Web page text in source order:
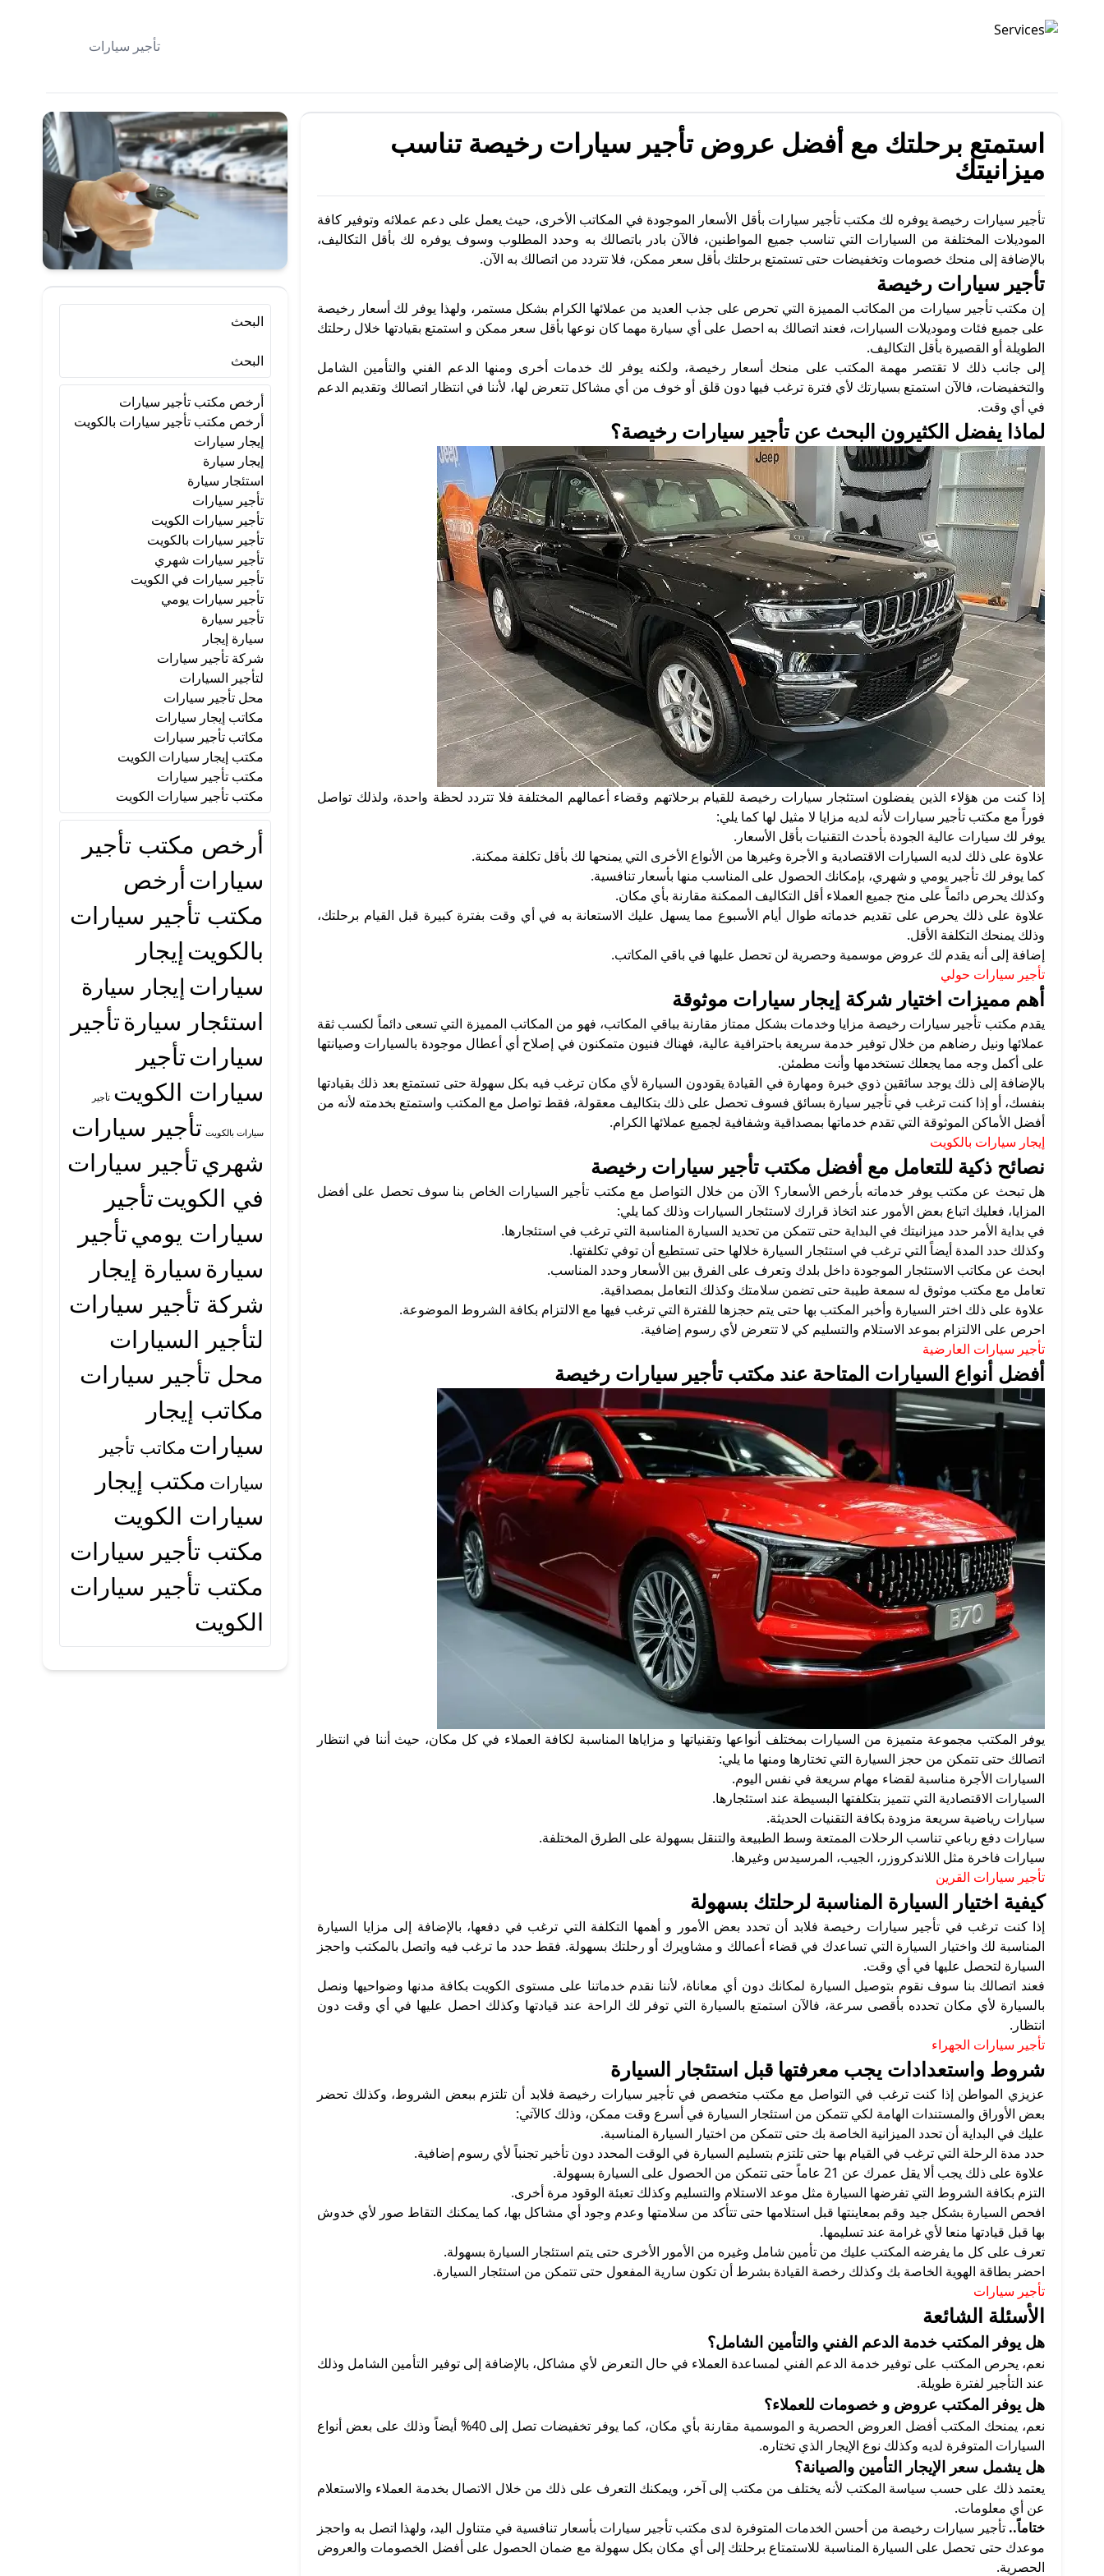
تأجير السيارات
تأجير سيارات
استمتع برحلتك مع أفضل عروض تأجير سيارات رخيصة تناسب
ميزانيتك
تأجير سيارات رخيصة يوفره لك مكتب تأجير سيارات بأقل الأسعار الموجودة في المكاتب الأخرى، حيث يعمل على دعم عملائه وتوفير كافة
الموديلات المختلفة من السيارات التي تناسب جميع المواطنين، فالآن بادر باتصالك به وحدد المطلوب وسوف يوفره لك بأقل التكاليف،
بالإضافة إلى منحك خصومات وتخفيضات حتى تستمتع برحلتك بأقل سعر ممكن، فلا تتردد من اتصالك به الآن.
تأجير سيارات رخيصة
إن مكتب تأجير سيارات من المكاتب المميزة التي تحرص على جذب العديد من عملائها الكرام بشكل مستمر، ولهذا يوفر لك أسعار رخيصة
على جميع فئات وموديلات السيارات، فعند اتصالك به احصل على أي سيارة مهما كان نوعها بأقل سعر ممكن و استمتع بقيادتها خلال رحلتك
الطويلة أو القصيرة بأقل التكاليف.
إلى جانب ذلك لا تقتصر مهمة المكتب على منحك أسعار رخيصة، ولكنه يوفر لك خدمات أخرى ومنها الدعم الفني والتأمين الشامل
والتخفيضات، فالآن استمتع بسيارتك لأي فترة ترغب فيها دون قلق أو خوف من أي مشاكل تتعرض لها، لأننا في انتظار اتصالك وتقديم الدعم
في أي وقت.
لماذا يفضل الكثيرون البحث عن تأجير سيارات رخيصة؟
إذا كنت من هؤلاء الذين يفضلون استئجار سيارات رخيصة للقيام برحلاتهم وقضاء أعمالهم المختلفة فلا تتردد لحظة واحدة، ولذلك تواصل
فوراً مع مكتب تأجير سيارات لأنه لديه مزايا لا مثيل لها كما يلي:
يوفر لك سيارات عالية الجودة بأحدث التقنيات بأقل الأسعار.
علاوة على ذلك لديه السيارات الاقتصادية و الأجرة وغيرها من الأنواع الأخرى التي يمنحها لك بأقل تكلفة ممكنة.
كما يوفر لك تأجير يومي و شهري، بإمكانك الحصول على المناسب منها بأسعار تنافسية.
وكذلك يحرص دائماً على منح جميع العملاء أقل التكاليف الممكنة مقارنة بأي مكان.
علاوة على ذلك يحرص على تقديم خدماته طوال أيام الأسبوع مما يسهل عليك الاستعانة به في أي وقت بفترة كبيرة قبل القيام برحلتك،
وذلك يمنحك التكلفة الأقل.
إضافة إلى أنه يقدم لك عروض موسمية وحصرية لن تحصل عليها في باقي المكاتب.
تأجير سيارات حولي
أهم مميزات اختيار شركة إيجار سيارات موثوقة
يقدم مكتب تأجير سيارات رخيصة مزايا وخدمات بشكل ممتاز مقارنة بباقي المكاتب، فهو من المكاتب المميزة التي تسعى دائماً لكسب ثقة
عملائها ونيل رضاهم من خلال توفير خدمة سريعة باحترافية عالية، فهناك فنيون متمكنون في إصلاح أي أعطال موجودة بالسيارات وصيانتها
على أكمل وجه مما يجعلك تستخدمها وأنت مطمئن.
بالإضافة إلى ذلك يوجد سائقين ذوي خبرة ومهارة في القيادة يقودون السيارة لأي مكان ترغب فيه بكل سهولة حتى تستمتع بعد ذلك بقيادتها
بنفسك، أو إذا كنت ترغب في تأجير سيارة بسائق فسوف تحصل على ذلك بتكاليف معقولة، فقط تواصل مع المكتب واستمتع بخدمته لأنه من
أفضل الأماكن الموثوقة التي تقدم خدماتها بمصداقية وشفافية لجميع عملائها الكرام.
إيجار سيارات بالكويت
نصائح ذكية للتعامل مع أفضل مكتب تأجير سيارات رخيصة
هل تبحث عن مكتب يوفر خدماته بأرخص الأسعار؟ الآن من خلال التواصل مع مكتب تأجير السيارات الخاص بنا سوف تحصل على أفضل
المزايا، فعليك اتباع بعض الأمور عند اتخاذ قرارك لاستئجار السيارات وذلك كما يلي:
في بداية الأمر حدد ميزانيتك في البداية حتى تتمكن من تحديد السيارة المناسبة التي ترغب في استئجارها.
وكذلك حدد المدة أيضاً التي ترغب في استئجار السيارة خلالها حتى تستطيع أن توفي تكلفتها.
ابحث عن مكاتب الاستئجار الموجودة داخل بلدك وتعرف على الفرق بين الأسعار وحدد المناسب.
تعامل مع مكتب موثوق له سمعة طيبة حتى تضمن سلامتك وكذلك التعامل بمصداقية.
علاوة على ذلك اختر السيارة وأخبر المكتب بها حتى يتم حجزها للفترة التي ترغب فيها مع الالتزام بكافة الشروط الموضوعة.
احرص على الالتزام بموعد الاستلام والتسليم كي لا تتعرض لأي رسوم إضافية.
تأجير سيارات العارضية
أفضل أنواع السيارات المتاحة عند مكتب تأجير سيارات رخيصة
يوفر المكتب مجموعة متميزة من السيارات بمختلف أنواعها وتقنياتها و مزاياها المناسبة لكافة العملاء في كل مكان، حيث أننا في انتظار
اتصالك حتى تتمكن من حجز السيارة التي تختارها ومنها ما يلي:
السيارات الأجرة مناسبة لقضاء مهام سريعة في نفس اليوم.
السيارات الاقتصادية التي تتميز بتكلفتها البسيطة عند استئجارها.
سيارات رياضية سريعة مزودة بكافة التقنيات الحديثة.
سيارات دفع رباعي تناسب الرحلات الممتعة وسط الطبيعة والتنقل بسهولة على الطرق المختلفة.
سيارات فاخرة مثل اللاندكروزر، الجيب، المرسيدس وغيرها.
تأجير سيارات القرين
كيفية اختيار السيارة المناسبة لرحلتك بسهولة
إذا كنت ترغب في تأجير سيارات رخيصة فلابد أن تحدد بعض الأمور و أهمها التكلفة التي ترغب في دفعها، بالإضافة إلى مزايا السيارة
المناسبة لك واختيار السيارة التي تساعدك في قضاء أعمالك و مشاويرك أو رحلتك بسهولة. فقط حدد ما ترغب فيه واتصل بالمكتب واحجز
السيارة لتحصل عليها في أي وقت.
فعند اتصالك بنا سوف نقوم بتوصيل السيارة لمكانك دون أي معاناة، لأننا نقدم خدماتنا على مستوى الكويت بكافة مدنها وضواحيها ونصل
بالسيارة لأي مكان تحدده بأقصى سرعة، فالآن استمتع بالسيارة التي توفر لك الراحة عند قيادتها وكذلك احصل عليها في أي وقت دون
انتظار.
تأجير سيارات الجهراء
شروط واستعدادات يجب معرفتها قبل استئجار السيارة
عزيزي المواطن إذا كنت ترغب في التواصل مع مكتب متخصص في تأجير سيارات رخيصة فلابد أن تلتزم ببعض الشروط، وكذلك تحضر
بعض الأوراق والمستندات الهامة لكي تتمكن من استئجار السيارة في أسرع وقت ممكن، وذلك كالآتي:
عليك في البداية أن تحدد الميزانية الخاصة بك حتى تتمكن من اختيار السيارة المناسبة.
حدد مدة الرحلة التي ترغب في القيام بها حتى تلتزم بتسليم السيارة في الوقت المحدد دون تأخير تجنباً لأي رسوم إضافية.
علاوة على ذلك يجب ألا يقل عمرك عن 21 عاماً حتى تتمكن من الحصول على السيارة بسهولة.
التزم بكافة الشروط التي تفرضها السيارة مثل موعد الاستلام والتسليم وكذلك تعبئة الوقود مرة أخرى.
افحص السيارة بشكل جيد وقم بمعاينتها قبل استلامها حتى تتأكد من سلامتها وعدم وجود أي مشاكل بها، كما يمكنك التقاط صور لأي خدوش
بها قبل قيادتها منعا لأي غرامة عند تسليمها.
تعرف على كل ما يفرضه المكتب عليك من تأمين شامل وغيره من الأمور الأخرى حتى يتم استئجار السيارة بسهولة.
احضر بطاقة الهوية الخاصة بك وكذلك رخصة القيادة بشرط أن تكون سارية المفعول حتى تتمكن من استئجار السيارة.
تأجير سيارات
الأسئلة الشائعة
هل يوفر المكتب خدمة الدعم الفني والتأمين الشامل؟
نعم، يحرص المكتب على توفير خدمة الدعم الفني لمساعدة العملاء في حال التعرض لأي مشاكل، بالإضافة إلى توفير التأمين الشامل وذلك
عند التأجير لفترة طويلة.
هل يوفر المكتب عروض و خصومات للعملاء؟
نعم، يمنحك المكتب أفضل العروض الحصرية و الموسمية مقارنة بأي مكان، كما يوفر تخفيضات تصل إلى 40% أيضاً وذلك على بعض أنواع
السيارات المتوفرة لديه وكذلك نوع الإيجار الذي تختاره.
هل يشمل سعر الإيجار التأمين والصيانة؟
يعتمد ذلك على حسب سياسة المكتب لأنه يختلف من مكتب إلى آخر، ويمكنك التعرف على ذلك من خلال الاتصال بخدمة العملاء والاستعلام
عن أي معلومات.
ختاماً.. تأجير سيارات رخيصة من أحسن الخدمات المتوفرة لدى مكتب تأجير سيارات بأسعار تنافسية في متناول اليد، ولهذا اتصل به واحجز
موعدك حتى تحصل على السيارة المناسبة للاستمتاع برحلتك إلى أي مكان بكل سهولة مع ضمان الحصول على أفضل الخصومات والعروض
الحصرية.
البحث
البحث
أرخص مكتب تأجير سيارات
أرخص مكتب تأجير سيارات بالكويت
إيجار سيارات
إيجار سيارة
استئجار سيارة
تأجير سيارات
تأجير سيارات الكويت
تأجير سيارات بالكويت
تأجير سيارات شهري
تأجير سيارات في الكويت
تأجير سيارات يومي
تأجير سيارة
سيارة إيجار
شركة تأجير سيارات
لتأجير السيارات
محل تأجير سيارات
مكاتب إيجار سيارات
مكاتب تأجير سيارات
مكتب إيجار سيارات الكويت
مكتب تأجير سيارات
مكتب تأجير سيارات الكويت
أرخص مكتب تأجير
سياراتأرخص
مكتب تأجير سيارات
بالكويتإيجار
سيارات إيجار سيارة
استئجار سيارةتأجير
سياراتتأجير
سيارات الكويت تأجير
سيارات بالكويت تأجير سيارات
شهريتأجير سيارات
في الكويتتأجير
سيارات يوميتأجير
سيارة سيارة إيجار
شركة تأجير سيارات
لتأجير السيارات
محل تأجير سيارات
مكاتب إيجار
سيارات مكاتب تأجير
سيارات مكتب إيجار
سيارات الكويت
مكتب تأجير سيارات
مكتب تأجير سيارات
الكويت